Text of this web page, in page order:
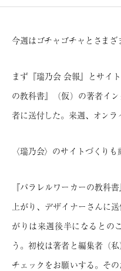
瑞乃書房からのお知らせ
BLOG
CONTACT
お問い合わせ
今週はゴチャゴチャとさまざ
まず『瑞乃会 会報』とサイ
の教科書』（仮）の著者イ
者に送付した。来週、オンラ
〈瑞乃会〉のサイトづくりも
『パラレルワーカーの教科
上がり、デザイナーさんに
がりは来週後半になるとの
う。初校は著者と編集者（
チェックをお願いする。そ